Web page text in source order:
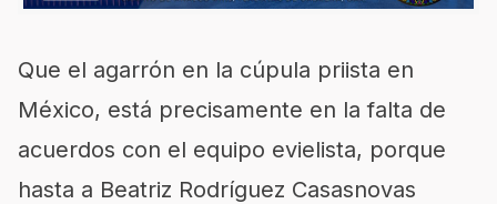
Que el agarrón en la cúpula priista en
México, está precisamente en la falta de
acuerdos con el equipo evielista, porque
hasta a Beatriz Rodríguez Casasnovas